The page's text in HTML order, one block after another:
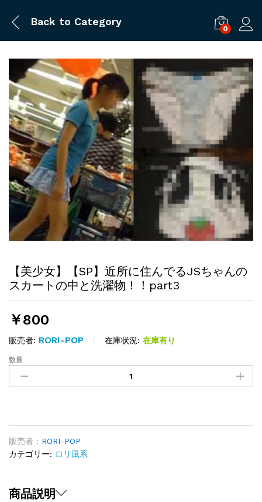
Back to Category
0
【美少女】【SP】近所に住んでるJSちゃんの
スカートの中と洗濯物！！part3
￥800
販売者: RORI-POP 在庫状況: 在庫有り
【美
女】
所
に
住
る
数量
販売者 : RORI-POP
カテゴリー: ロリ風系
商品説明